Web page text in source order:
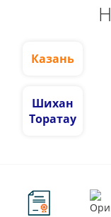
Казань
Шихан
Торатау